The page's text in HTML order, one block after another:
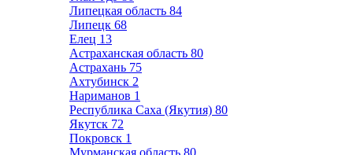
Липецкая область 84
Липецк 68
Елец 13
Астраханская область 80
Астрахань 75
Ахтубинск 2
Нариманов 1
Республика Саха (Якутия) 80
Якутск 72
Покровск 1
Мурманская область 80